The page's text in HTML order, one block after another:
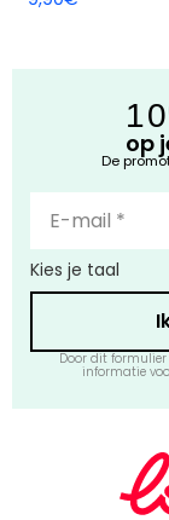
op
De
Kies je taal
Door dit
informatie